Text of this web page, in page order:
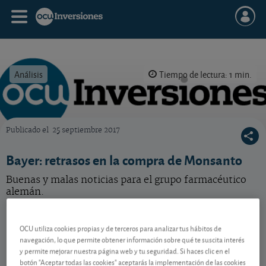
Análisis Tiempo de lectura: 1 min.
Publicado el 25 septiembre 2017
Bayer: retrasos en la compra de Monsanto
Buenas y malas noticias para el grupo farmacéutico
alemán.
DE000BAY0017
07/08/2026 Fráncfort
0,41 EUR (0,83 %)
OCU utiliza cookies propias y de terceros para analizar tus hábitos de
navegación, lo que permite obtener información sobre qué te suscita interés
y permite mejorar nuestra página web y tu seguridad. Si haces clic en el
botón "Aceptar todas las cookies" aceptarás la implementación de las cookies